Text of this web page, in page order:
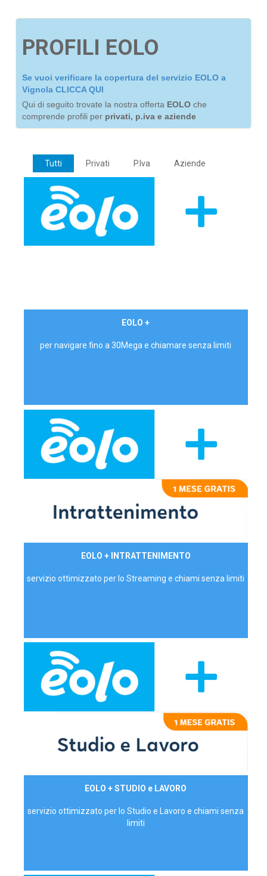
PROFILI EOLO
Se vuoi verificare la copertura del servizio EOLO a
Vignola CLICCA QUI
Qui di seguito trovate la nostra offerta EOLO che
comprende profili per privati, p.iva e aziende
Tutti Privati P.Iva Aziende
EOLO +
per navigare fino a 30Mega e chiamare senza limiti
EOLO + INTRATTENIMENTO
servizio ottimizzato per lo Streaming e chiami senza limiti
EOLO + STUDIO e LAVORO
servizio ottimizzato per lo Studio e Lavoro e chiami senza
limiti